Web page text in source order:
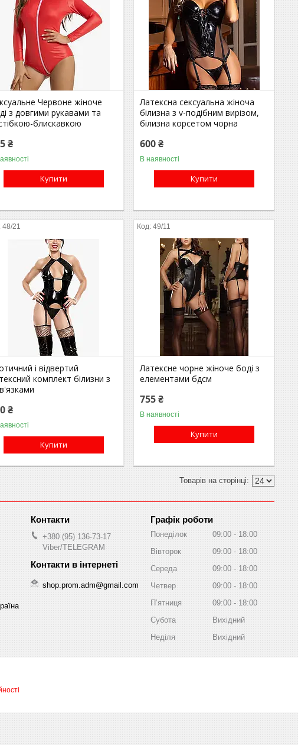
Червоне жіноче
з довгими рукавами та
блискавкою
₴
Купити
Латексна сексуальна жіноча
білизна з v-подібним вирізом,
білизна корсетом чорна
600 ₴
В наявності
Купити
48/21
і відвертий
комплект білизни з
₴
Купити
49/11
Латексне чорне жіноче боді з
елементами бдсм
755 ₴
В наявності
Купити
+380 (95) 136-73-17
Viber/TELEGRAM
shop.prom.adm@gmail.com
Графік роботи
Понеділок 09:00
18:00
Вівторок
09:00
18:00
Середа
09:00
18:00
Четвер
09:00
18:00
Пʼятниця
09:00
18:00
Субота
Вихідний
Неділя
Вихідний